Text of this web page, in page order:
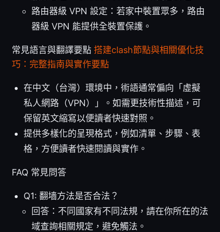
路由器級 VPN 設定：若家中裝置眾多，路由
器級 VPN 能提供全裝置保護。
常見語言與翻譯要點 搭建clash節點與相關優化技
巧：完整指南與實作要點
在中文（台灣）環境中，術語通常偏向「虛擬
私人網路（VPN）」。如需更技術性描述，可
保留英文縮寫以便讀者快速對照。
提供多樣化的呈現格式，例如清單、步驟、表
格，方便讀者快速閱讀與實作。
FAQ 常見問答
Q1: 翻墙方法是否合法？
回答：不同國家有不同法規，請在你所在的法
域查詢相關規定，避免觸法。